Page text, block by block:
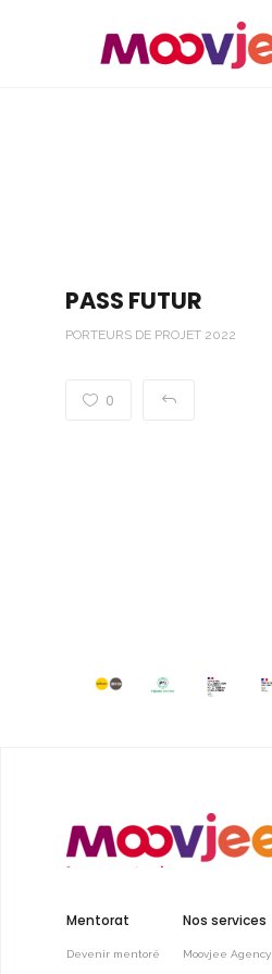
PASS FUTUR
PORTEURS DE PROJET 2022
0
Mentorat
Devenir mentoré
Nos services
Moovjee Agency